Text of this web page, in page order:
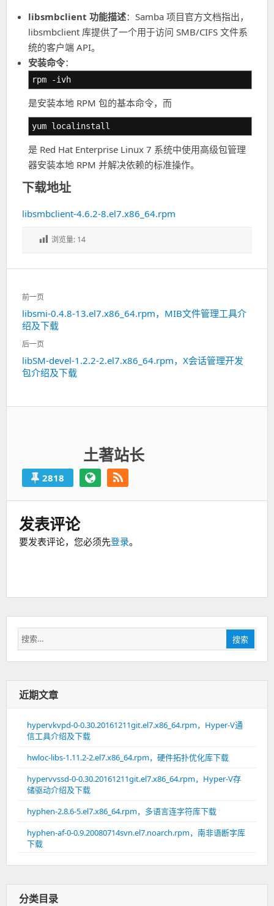
libsmbclient 功能描述：Samba 项目官方文档指出，
libsmbclient 库提供了一个用于访问 SMB/CIFS 文件系
统的客户端 API。
安装命令：
rpm -ivh
是安装本地 RPM 包的基本命令，而
yum localinstall
是 Red Hat Enterprise Linux 7 系统中使用高级包管理
器安装本地 RPM 并解决依赖的标准操作。
下载地址
libsmbclient-4.6.2-8.el7.x86_64.rpm
浏览量: 14
文
章
导
航
前一页
上
一
篇：
libsmi-0.4.8-13.el7.x86_64.rpm，MIB文件管理工具介
绍及下载
后一页
下
一
libSM-devel-1.2.2-2.el7.x86_64.rpm，X会话管理开发
包介绍及下载
土著站长
2818
发表评论
要发表评论，您必须先登录。
搜
索：
搜索
近期文章
hypervkvpd-0-0.30.20161211git.el7.x86_64.rpm，Hyper-V通
信工具介绍及下载
hwloc-libs-1.11.2-2.el7.x86_64.rpm，硬件拓扑优化库下载
hypervvssd-0-0.30.20161211git.el7.x86_64.rpm，Hyper-V存
储驱动介绍及下载
hyphen-2.8.6-5.el7.x86_64.rpm，多语言连字符库下载
hyphen-af-0-0.9.20080714svn.el7.noarch.rpm，南非语断字库
下载
分类目录